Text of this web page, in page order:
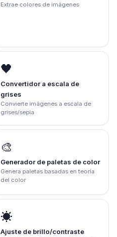
Extrae colores de imágenes
🖤
Convertidor a escala de
grises
Convierte imágenes a escala de
grises/sepia
🎨
Generador de paletas de color
Genera paletas basadas en teoría
del color
☀️
Ajuste de brillo/contraste